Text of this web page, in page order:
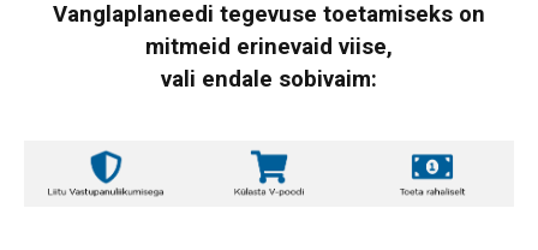
Vanglaplaneedi tegevuse toetamiseks on
mitmeid erinevaid viise,
vali endale sobivaim: